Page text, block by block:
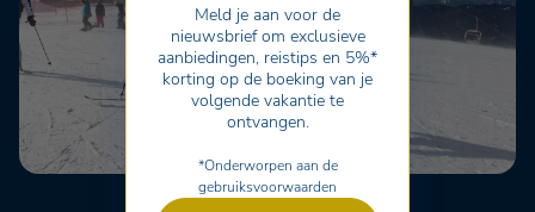
Meld je aan voor de
nieuwsbrief om exclusieve
aanbiedingen, reistips en 5%*
korting op de boeking van je
volgende vakantie te
ontvangen.
*Onderworpen aan de
gebruiksvoorwaarden